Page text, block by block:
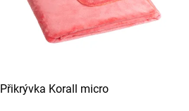
Přikrývka Korall micro